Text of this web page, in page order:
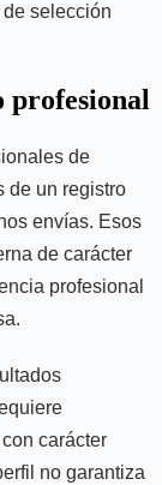
selección
profesional
de
de un registro
envías. Esos
de carácter
profesional
carácter
no garantiza